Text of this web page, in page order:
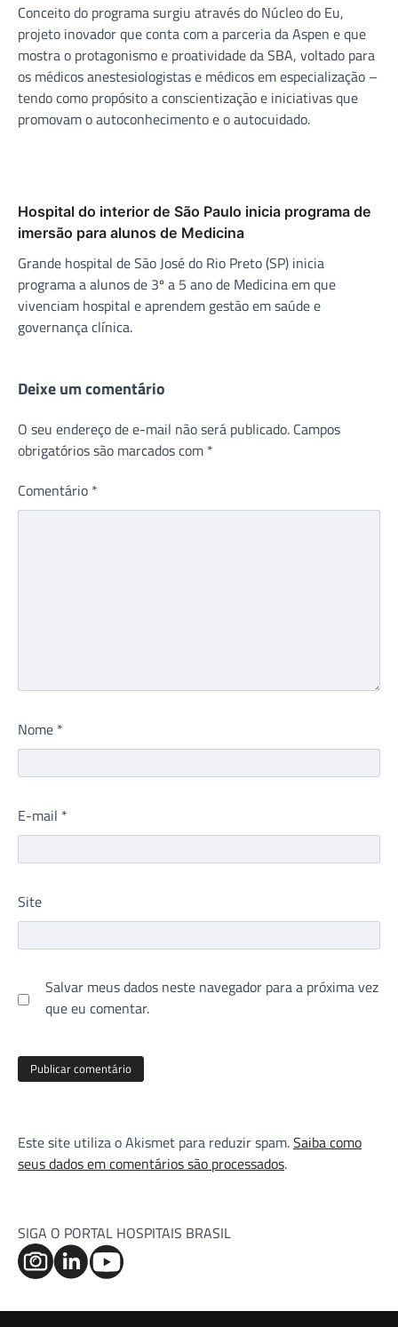
Conceito do programa surgiu através do Núcleo do Eu,
projeto inovador que conta com a parceria da Aspen e que
mostra o protagonismo e proatividade da SBA, voltado para
os médicos anestesiologistas e médicos em especialização –
tendo como propósito a conscientização e iniciativas que
promovam o autoconhecimento e o autocuidado.
Hospital do interior de São Paulo inicia programa de
imersão para alunos de Medicina
Grande hospital de São José do Rio Preto (SP) inicia
programa a alunos de 3º a 5 ano de Medicina em que
vivenciam hospital e aprendem gestão em saúde e
governança clínica.
Deixe um comentário
O seu endereço de e-mail não será publicado. Campos
obrigatórios são marcados com *
Comentário *
Nome *
E-mail *
Site
Salvar meus dados neste navegador para a próxima vez
que eu comentar.
Este site utiliza o Akismet para reduzir spam.Saiba como
seus dados em comentários são processados.
SIGA O PORTAL HOSPITAIS BRASIL